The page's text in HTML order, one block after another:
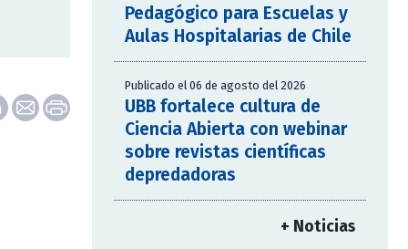
Pedagógico para Escuelas y
Aulas Hospitalarias de Chile
Publicado el 06 de agosto del 2026
UBB fortalece cultura de
Ciencia Abierta con webinar
sobre revistas científicas
depredadoras
+ Noticias